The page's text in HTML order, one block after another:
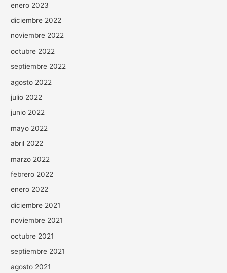
enero 2023
diciembre 2022
noviembre 2022
octubre 2022
septiembre 2022
agosto 2022
julio 2022
junio 2022
mayo 2022
abril 2022
marzo 2022
febrero 2022
enero 2022
diciembre 2021
noviembre 2021
octubre 2021
septiembre 2021
agosto 2021